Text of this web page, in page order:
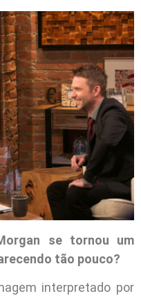
se tornou um
tão pouco?
interpretado por